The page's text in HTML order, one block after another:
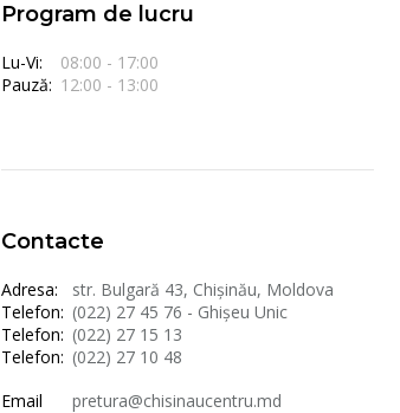
Program de lucru
Lu-Vi:
08:00 - 17:00
Pauză: 12:00 - 13:00
Contacte
Adresa:
str. Bulgară 43, Chișinău, Moldova
Telefon: (022) 27 45 76 - Ghișeu Unic
Telefon: (022) 27 15 13
Telefon: (022) 27 10 48
Email
pretura@chisinaucentru.md